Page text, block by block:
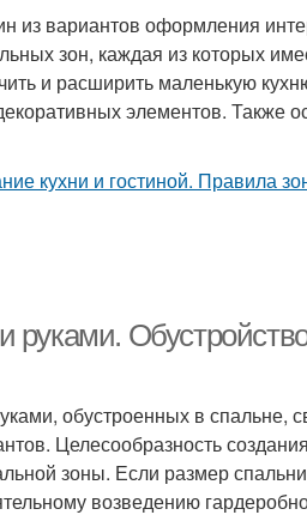
из вариантов оформления
зон, каждая из которых
и расширить маленькую
элементов. Также
обустроенных в спальне,
Целесообразность
зоны. Если размер
возведению